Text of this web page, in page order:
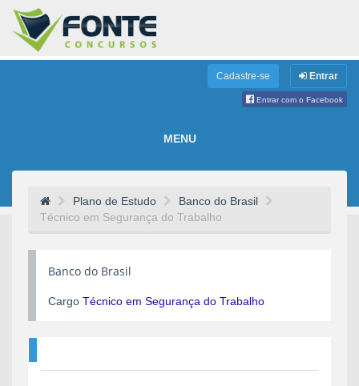
Cadastre-se Entrar
Entrar com o Facebook
MENU
Plano de Estudo
Banco do Brasil
Técnico em Segurança do Trabalho
Banco do Brasil
Cargo Técnico em Segurança do Trabalho